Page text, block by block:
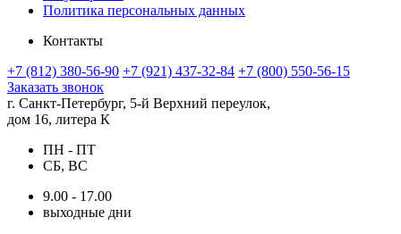
Политика персональных данных
Контакты
+7 (812) 380-56-90 +7 (921) 437-32-84 +7 (800) 550-56-15
Заказать звонок
г. Санкт-Петербург, 5-й Верхний переулок,
дом 16, литера К
ПН - ПТ
СБ, ВС
9.00 - 17.00
выходные дни